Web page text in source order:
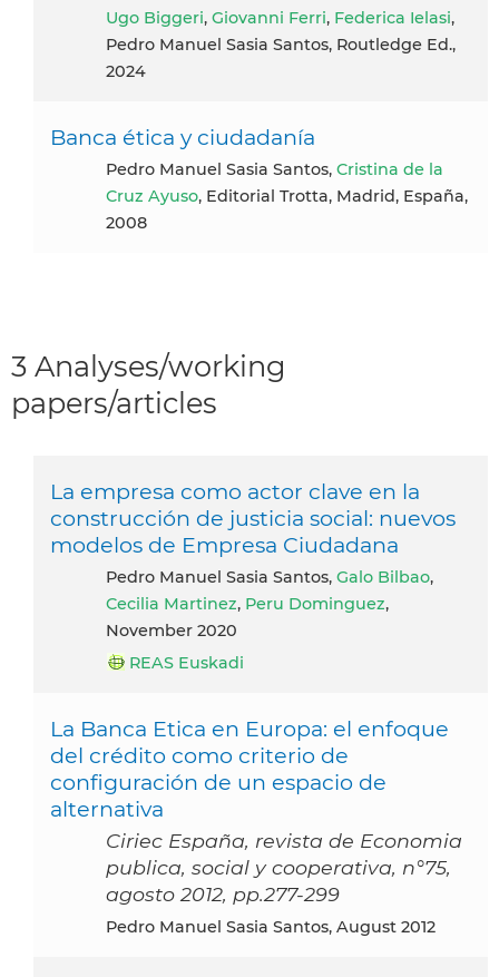
Ugo Biggeri, Giovanni Ferri, Federica Ielasi,
Pedro Manuel Sasia Santos, Routledge Ed.,
2024
Banca ética y ciudadanía
Pedro Manuel Sasia Santos, Cristina de la
Cruz Ayuso, Editorial Trotta, Madrid, España,
2008
3 Analyses/working
papers/articles
La empresa como actor clave en la
construcción de justicia social: nuevos
modelos de Empresa Ciudadana
Pedro Manuel Sasia Santos, Galo Bilbao,
Cecilia Martinez, Peru Dominguez,
November 2020
REAS Euskadi
La Banca Etica en Europa: el enfoque
del crédito como criterio de
configuración de un espacio de
alternativa
Ciriec España, revista de Economia
publica, social y cooperativa, n°75,
agosto 2012, pp.277-299
Pedro Manuel Sasia Santos, August 2012